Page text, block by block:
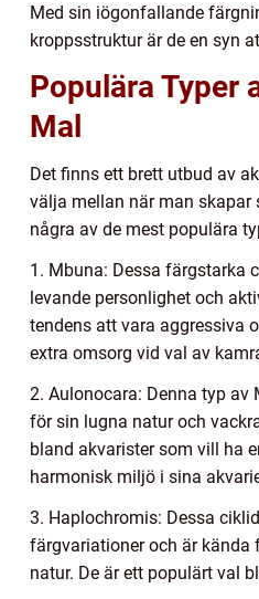
Med sin iögonfallande
kroppsstruktur är de en syn
Populära Typer
Mal
Det finns ett brett utbud av
välja mellan när man skapar
några av de mest populära
1. Mbuna: Dessa färgstarka
levande personlighet och
tendens att vara aggressiva
extra omsorg vid val av
2. Aulonocara: Denna typ av
för sin lugna natur och
bland akvarister som vill ha
harmonisk miljö i sina
3. Haplochromis: Dessa
färgvariationer och är
natur. De är ett populärt val